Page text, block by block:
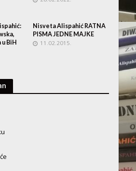
BiH
Nisveta Alispahić RATNA
PISMA JEDNE MAJKE
11.02.2015.